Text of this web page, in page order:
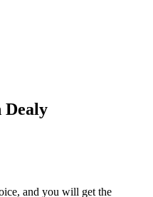
Dealy
and you will get the